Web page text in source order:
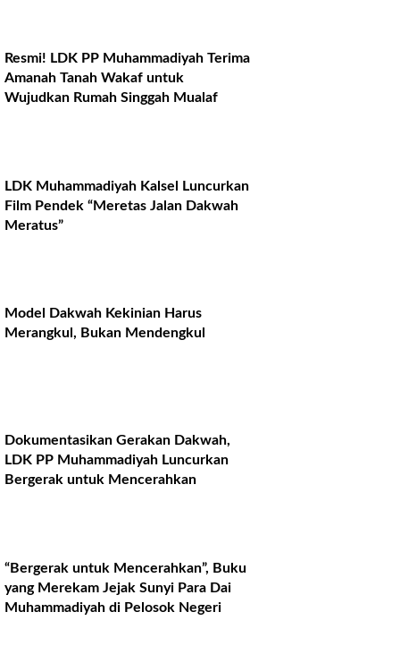
Resmi! LDK PP Muhammadiyah Terima
Amanah Tanah Wakaf untuk
Wujudkan Rumah Singgah Mualaf
LDK Muhammadiyah Kalsel Luncurkan
Film Pendek “Meretas Jalan Dakwah
Meratus”
Model Dakwah Kekinian Harus
Merangkul, Bukan Mendengkul
Dokumentasikan Gerakan Dakwah,
LDK PP Muhammadiyah Luncurkan
Bergerak untuk Mencerahkan
“Bergerak untuk Mencerahkan”, Buku
yang Merekam Jejak Sunyi Para Dai
Muhammadiyah di Pelosok Negeri